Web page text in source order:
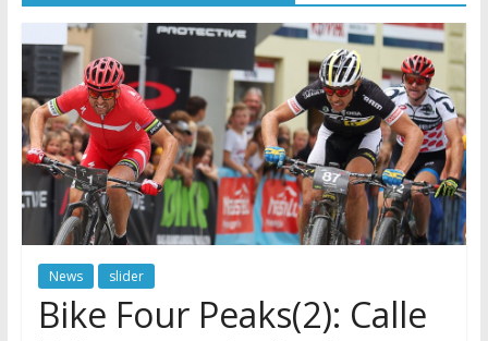
News slider
Bike Four Peaks(2): Calle